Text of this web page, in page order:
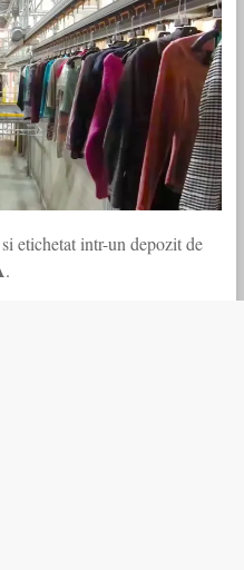
etichetat intr-un depozit de
.